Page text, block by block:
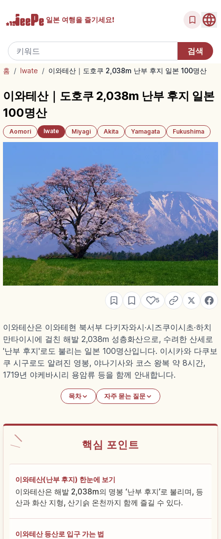
일본 여행을 즐기세요!
홈 / Iwate / 이와테산｜도호쿠 2,038m 난부 후지 일본 100명산
이와테산｜도호쿠 2,038m 난부 후지 일본
100명산
Aomori Iwate Miyagi Akita Yamagata Fukushima
5
이와테산은 이와테현 북서부 다키자와시·시즈쿠이시초·하치
만타이시에 걸친 해발 2,038m 성층화산으로, 수려한 산세로
'난부 후지'로도 불리는 일본 100명산입니다. 이시카와 다쿠보
쿠 시구로도 알려진 영봉, 야나기사와 코스 왕복 약 8시간,
1719년 야케바시리 용암류 등을 함께 안내합니다.
목차 자주 묻는 질문
핵심 포인트
이와테산(난부 후지) 한눈에 보기
이와테산은 해발 2,038m의 명봉 ‘난부 후지’로 불리며, 등
산과 화산 지형, 산기슭 온천까지 함께 즐길 수 있다.
이와테산 등산로 입구 가는 법